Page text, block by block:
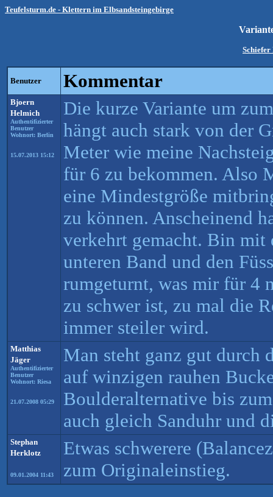
Teufelsturm.de - Klettern im Elbsandsteingebirge
Schiefer
Benutzer Kommentar
Bjoern
Helmich
Authentifizierter
Benutzer
Wohnort: Berlin
15.07.2013 15:12
Die kurze Variante um
hängt auch stark von der
Meter wie meine
für 6 zu bekommen. Also
eine Mindestgröße
zu können. Anscheinend
verkehrt gemacht. Bin mit
unteren Band und den
rumgeturnt, was mir für 4
zu schwer ist, zu mal die
immer steiler wird.
Matthias
Jäger
Authentifizierter
Benutzer
Wohnort: Riesa
21.07.2008 05:29
Man steht ganz gut durch
auf winzigen rauhen
Boulderalternative bis
auch gleich Sanduhr und
Stephan
Herklotz
09.01.2004 11:43
Etwas schwerere
zum Originaleinstieg.